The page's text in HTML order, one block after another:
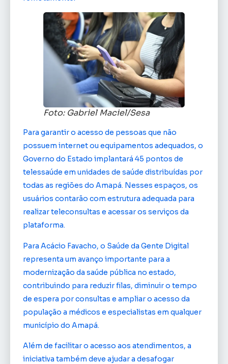
Foto: Gabriel Maciel/Sesa
Para garantir o acesso de pessoas que não
possuem internet ou equipamentos adequados, o
Governo do Estado implantará 45 pontos de
telessaúde em unidades de saúde distribuídas por
todas as regiões do Amapá. Nesses espaços, os
usuários contarão com estrutura adequada para
realizar teleconsultas e acessar os serviços da
plataforma.
Para Acácio Favacho, o Saúde da Gente Digital
representa um avanço importante para a
modernização da saúde pública no estado,
contribuindo para reduzir filas, diminuir o tempo
de espera por consultas e ampliar o acesso da
população a médicos e especialistas em qualquer
município do Amapá.
Além de facilitar o acesso aos atendimentos, a
iniciativa também deve ajudar a desafogar